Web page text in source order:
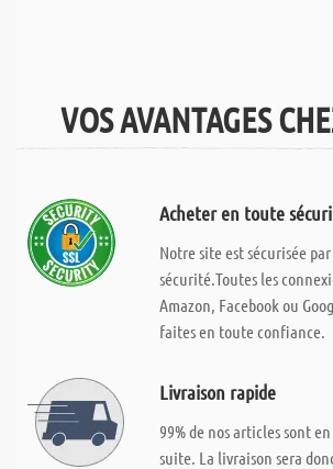
VOS AVANTAGES
Acheter en toute
Notre site est sécurisée
sécurité.Toutes les
Amazon, Facebook ou
faites en toute confiance.
Livraison rapide
99% de nos articles sont
suite. La livraison sera